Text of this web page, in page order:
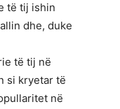
të tij ishin
dhe, duke
të tij në
si kryetar të
në